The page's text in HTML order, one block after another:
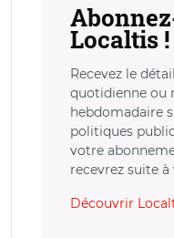
Localtis !
Recevez le
quotidienne ou
hebdomadaire
politiques
votre
recevrez suite
Découvrir